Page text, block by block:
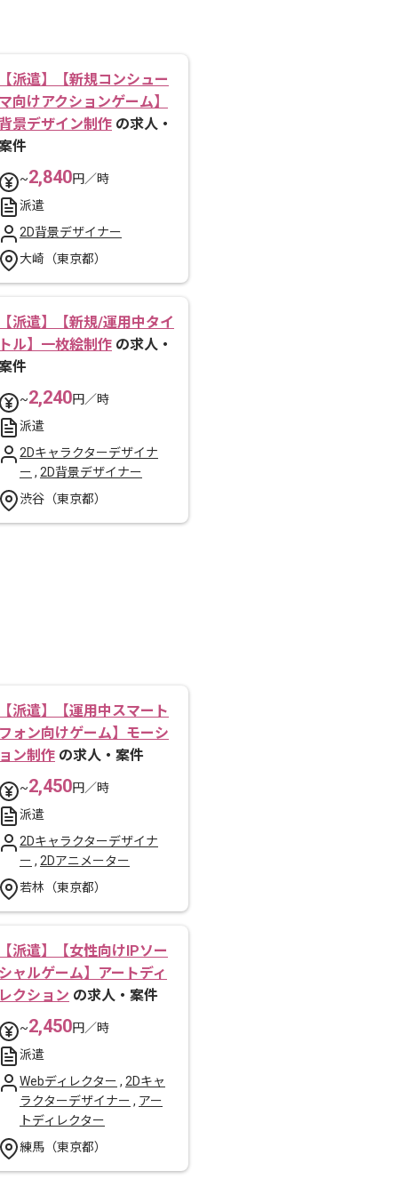
【派遣】【新規コンシュー
マ向けアクションゲーム】
背景デザイン制作 の求人・
件
~2,840円／時
派遣
2D背景デザイナー
大崎（東京都）
【派遣】【新規/運用中タイ
トル】一枚絵制作 の求人・
件
~2,240円／時
派遣
2Dキャラクターデザイナ
ー , 2D背景デザイナー
渋谷（東京都）
【派遣】【運用中スマート
フォン向けゲーム】モーシ
ョン制作 の求人・案件
~2,450円／時
派遣
2Dキャラクターデザイナ
ー , 2Dアニメーター
若林（東京都）
【派遣】【女性向けIPソー
シャルゲーム】アートディ
レクション の求人・案件
~2,450円／時
派遣
Webディレクター , 2Dキャ
ラクターデザイナー , アー
トディレクター
練馬（東京都）